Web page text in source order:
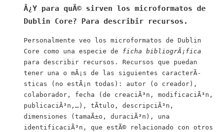
Â¿Y para quÃ© sirven los microformatos de
Dublin Core? Para describir recursos.
Personalmente veo los microformatos de Dublin
Core como una especie de ficha bibliogrÃ¡fica
para describir recursos. Recursos que puedan
tener una o mÃ¡s de las siguientes caracterÃ­
sticas (no estÃ¡n todas): autor (o creador),
colaborador, fecha (de creaciÃ³n, modificaciÃ³n,
publicaciÃ³n,…), tÃ­tulo, descripciÃ³n,
dimensiones (tamaÃ±o, duraciÃ³n), una
identificaciÃ³n, que estÃ© relacionado con otros